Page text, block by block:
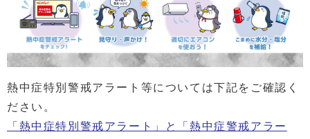
熱中症特別警戒アラート等については下記をご確認く
ださい。
「熱中症特別警戒アラート」と「熱中症警戒アラー